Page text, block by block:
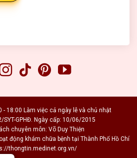
- 18:00 Làm việc cả ngày lễ và chủ nhật
SYT-GPHĐ. Ngày cấp: 10/06/2015
chuyên môn: Võ Duy Thiện
động khám chữa bệnh tại Thành Phố Hồ Chí
thongtin.medinet.org.vn/